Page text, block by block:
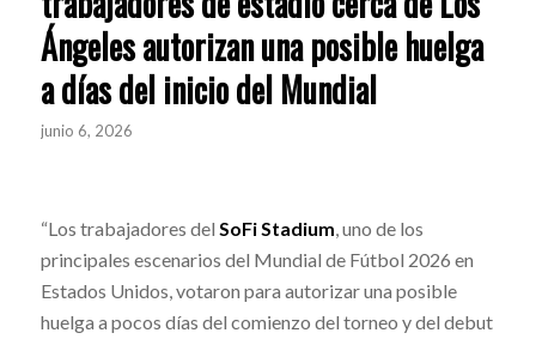
Ángeles autorizan una posible huelga
a días del inicio del Mundial
junio 6, 2026
“Los trabajadores del SoFi Stadium , uno de los
principales escenarios del Mundial de Fútbol 2026 en
Estados Unidos, votaron para autorizar una posible
huelga a pocos días del comienzo del torneo y del debut